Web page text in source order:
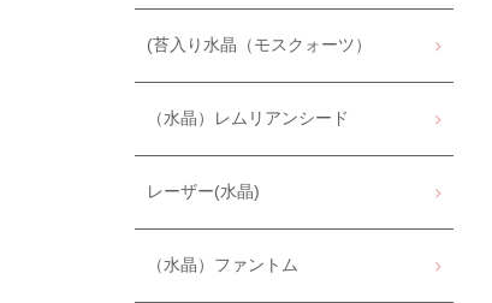
(苔入り水晶（モスクォーツ）
（水晶）レムリアンシード
レーザー(水晶)
（水晶）ファントム